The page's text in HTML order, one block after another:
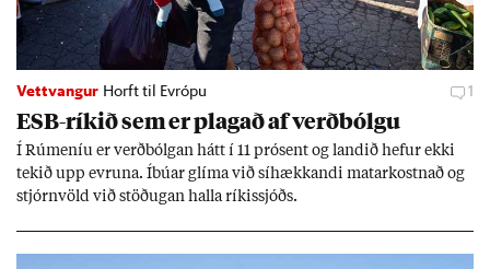
Vettvangur Horft til Evrópu 1
ESB-rík­ið sem er plag­að af verð­bólgu
Í Rúm­en­íu er verð­bólg­an hátt í 11 pró­sent og land­ið hef­ur ekki
tek­ið upp evr­una. Íbú­ar glíma við sí­hækk­andi mat­ar­kostn­að og
stjórn­völd við stöð­ug­an halla rík­is­sjóðs.